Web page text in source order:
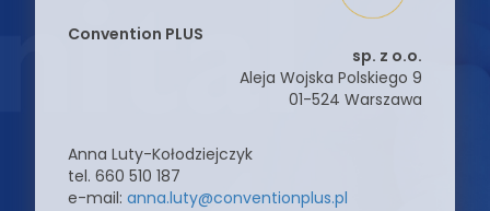
Convention PLUS
sp. z o.o.
Aleja Wojska Polskiego 9
01-524 Warszawa
Anna Luty-Kołodziejczyk
tel. 660 510 187
e-mail: anna.luty@conventionplus.pl